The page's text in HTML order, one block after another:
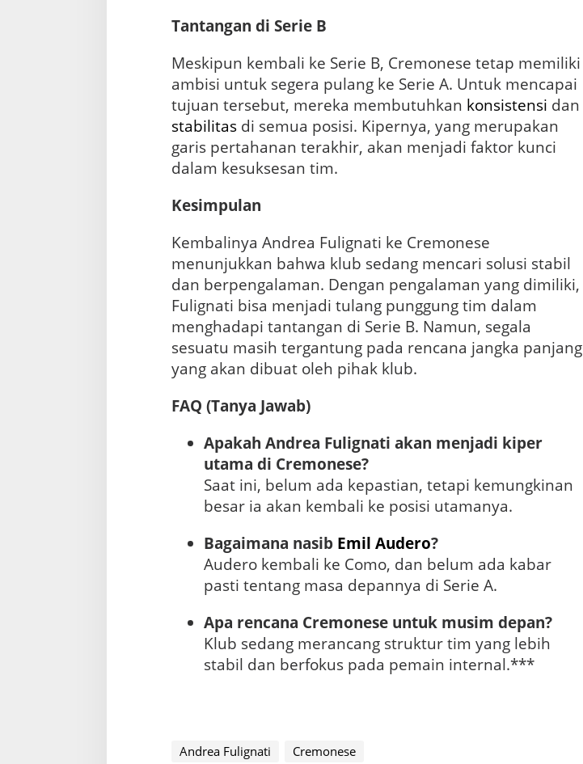
Tantangan di Serie B
Meskipun kembali ke Serie B, Cremonese tetap memiliki
ambisi untuk segera pulang ke Serie A. Untuk mencapai
tujuan tersebut, mereka membutuhkan konsistensi dan
stabilitasdi semua posisi. Kipernya, yang merupakan
garis pertahanan terakhir, akan menjadi faktor kunci
dalam kesuksesan tim.
Kesimpulan
Kembalinya Andrea Fulignati ke Cremonese
menunjukkan bahwa klub sedang mencari solusi stabil
dan berpengalaman. Dengan pengalaman yang dimiliki,
Fulignati bisa menjadi tulang punggung tim dalam
menghadapi tantangan di Serie B. Namun, segala
sesuatu masih tergantung pada rencana jangka panjang
yang akan dibuat oleh pihak klub.
FAQ (Tanya Jawab)
Apakah Andrea Fulignati akan menjadi kiper
utama di Cremonese?
Saat ini, belum ada kepastian, tetapi kemungkinan
besar ia akan kembali ke posisi utamanya.
Bagaimana nasib Emil Audero?
Audero kembali ke Como, dan belum ada kabar
pasti tentang masa depannya di Serie A.
Apa rencana Cremonese untuk musim depan?
Klub sedang merancang struktur tim yang lebih
stabil dan berfokus pada pemain internal.***
Andrea Fulignati Cremonese